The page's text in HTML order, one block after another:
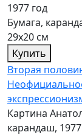
1977 год
Бумага,
29х20 см
Купить
Вторая
Картина
карандаш,